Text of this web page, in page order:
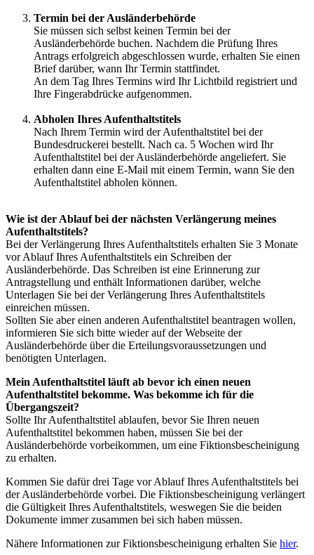
Termin bei der Ausländerbehörde
Sie müssen sich selbst keinen Termin bei der
Ausländerbehörde buchen. Nachdem die Prüfung Ihres
Antrags erfolgreich abgeschlossen wurde, erhalten Sie einen
Brief darüber, wann Ihr Termin stattfindet.
An dem Tag Ihres Termins wird Ihr Lichtbild registriert und
Ihre Fingerabdrücke aufgenommen.
Abholen Ihres Aufenthaltstitels
Nach Ihrem Termin wird der Aufenthaltstitel bei der
Bundesdruckerei bestellt. Nach ca. 5 Wochen wird Ihr
Aufenthaltstitel bei der Ausländerbehörde angeliefert. Sie
erhalten dann eine E-Mail mit einem Termin, wann Sie den
Aufenthaltstitel abholen können.
Wie ist der Ablauf bei der nächsten Verlängerung meines
Aufenthaltstitels?
Bei der Verlängerung Ihres Aufenthaltstitels erhalten Sie 3 Monate
vor Ablauf Ihres Aufenthaltstitels ein Schreiben der
Ausländerbehörde. Das Schreiben ist eine Erinnerung zur
Antragstellung und enthält Informationen darüber, welche
Unterlagen Sie bei der Verlängerung Ihres Aufenthaltstitels
einreichen müssen.
Sollten Sie aber einen anderen Aufenthaltstitel beantragen wollen,
informieren Sie sich bitte wieder auf der Webseite der
Ausländerbehörde über die Erteilungsvoraussetzungen und
benötigten Unterlagen.
Mein Aufenthaltstitel läuft ab bevor ich einen neuen
Aufenthaltstitel bekomme. Was bekomme ich für die
Übergangszeit?
Sollte Ihr Aufenthaltstitel ablaufen, bevor Sie Ihren neuen
Aufenthaltstitel bekommen haben, müssen Sie bei der
Ausländerbehörde vorbeikommen, um eine Fiktionsbescheinigung
zu erhalten.
Kommen Sie dafür drei Tage vor Ablauf Ihres Aufenthaltstitels bei
der Ausländerbehörde vorbei. Die Fiktionsbescheinigung verlängert
die Gültigkeit Ihres Aufenthaltstitels, weswegen Sie die beiden
Dokumente immer zusammen bei sich haben müssen.
Nähere Informationen zur Fiktionsbescheinigung erhalten Sie hier.